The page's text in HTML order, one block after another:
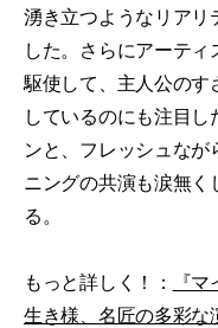
湧き立つようなリアリ
した。さらにアーテ
駆使して、主人公のす
しているのにも注目
ンと、フレッシュな
ニングの共演も涙無
る。
もっと詳しく！：
『
生き様、名匠の多彩な